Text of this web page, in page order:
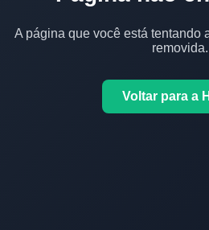
A página que você está tentando
removida.
Voltar para a